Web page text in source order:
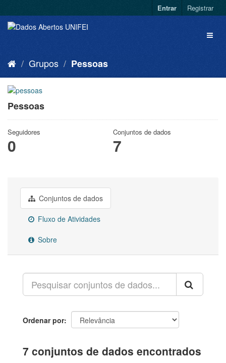
Entrar Registrar
Grupos Pessoas
Pessoas
Seguidores
0
Conjuntos de dados
7
Conjuntos de dados
Fluxo de Atividades
Sobre
Ordenar por
7 conjuntos de dados encontrados